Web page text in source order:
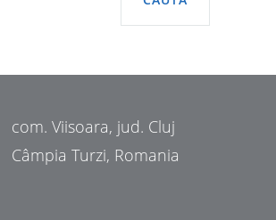
com. Viisoara, jud. Cluj
Câmpia Turzi, Romania